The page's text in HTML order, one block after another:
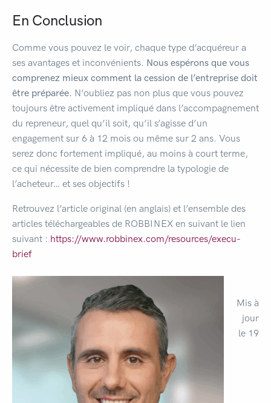
En Conclusion
Comme vous pouvez le voir, chaque type d’acquéreur a
ses avantages et inconvénients. Nous espérons que vous
comprenez mieux comment la cession de l’entreprise doit
être préparée. N’oubliez pas non plus que vous pouvez
toujours être activement impliqué dans l’accompagnement
du repreneur, quel qu’il soit, qu’il s’agisse d’un
engagement sur 6 à 12 mois ou même sur 2 ans. Vous
serez donc fortement impliqué, au moins à court terme,
ce qui nécessite de bien comprendre la typologie de
l’acheteur… et ses objectifs !
Retrouvez l’article original (en anglais) et l’ensemble des
articles téléchargeables de ROBBINEX en suivant le lien
suivant : https://www.robbinex.com/resources/execu-
brief
Mis à
jour
le 19